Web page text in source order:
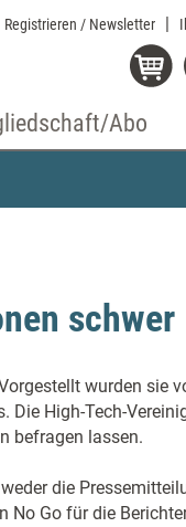
Registrieren / Newsletter
Abo
schwer
wurden sie
Die High-Tech-
befragen lassen.
die
No Go für die